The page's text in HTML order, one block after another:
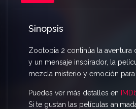
Sinopsis
Zootopia 2 continúa la
y un mensaje inspirador, la
mezcla misterio y emoción para
Puedes ver más detalles en
Si te gustan las películas